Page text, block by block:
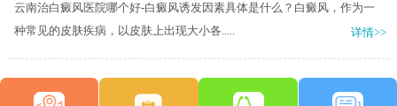
云南治白癜风医院哪个好-白癜风诱发因素具体是什么？白癜风，作为一
种常见的皮肤疾病，以皮肤上出现大小各.....
详情>>